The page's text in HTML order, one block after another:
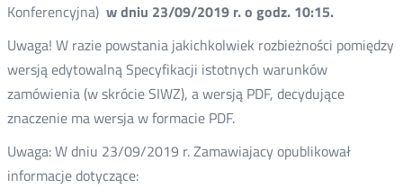
Konferencyjna) w dniu 23/09/2019 r. o godz. 10:15.
Uwaga! W razie powstania jakichkolwiek rozbieżności pomiędzy
wersją edytowalną Specyfikacji istotnych warunków
zamówienia (w skrócie SIWZ), a wersją PDF, decydujące
znaczenie ma wersja w formacie PDF.
Uwaga: W dniu 23/09/2019 r. Zamawiajacy opublikował
informacje dotyczące: